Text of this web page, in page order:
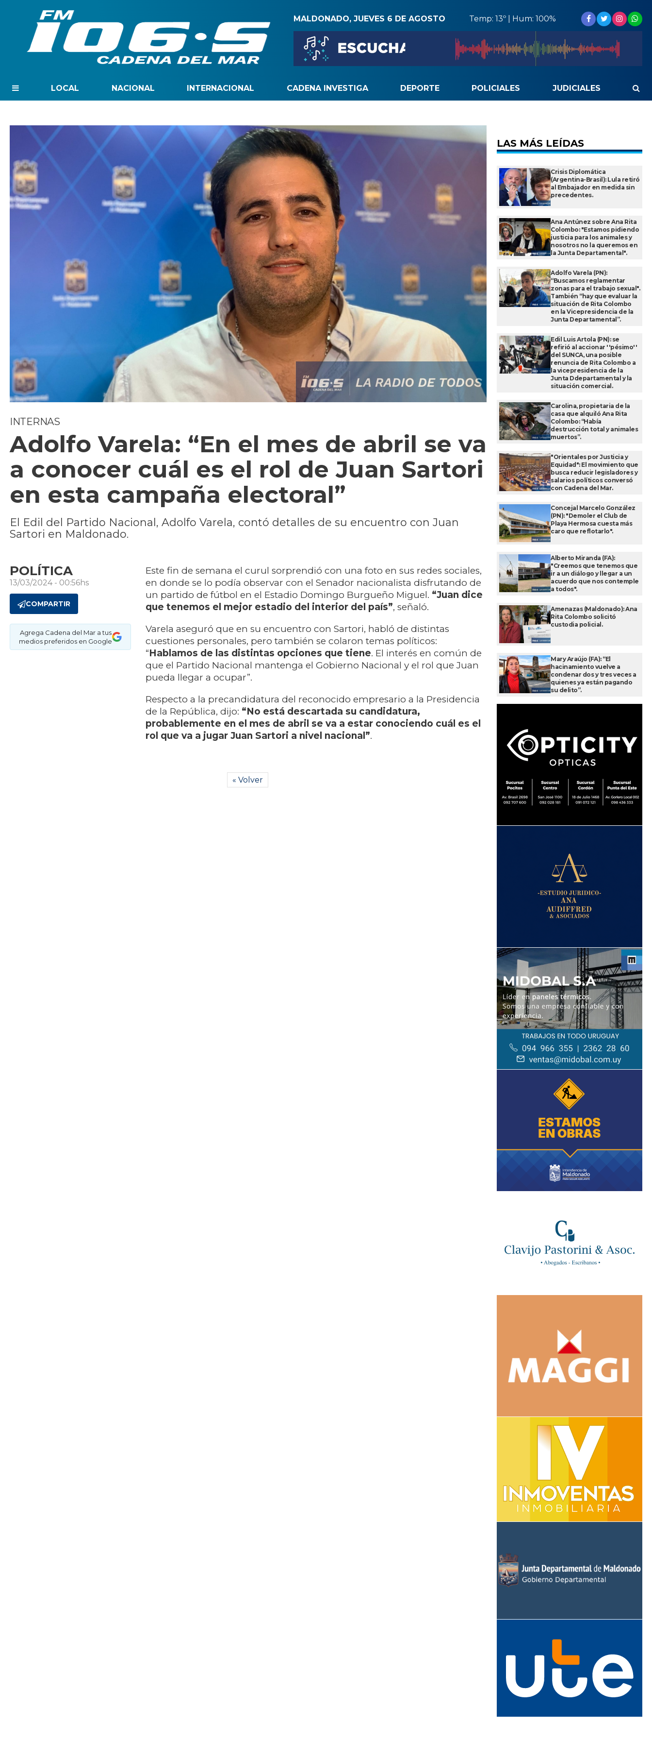
MALDONADO, JUEVES 6 DE AGOSTO Temp: 13º | Hum: 100%
LOCAL NACIONAL INTERNACIONAL CADENA INVESTIGA DEPORTE POLICIALES JUDICIALES
INTERNAS
Adolfo Varela: “En el mes de abril se va
a conocer cuál es el rol de Juan Sartori
en esta campaña electoral”
El Edil del Partido Nacional, Adolfo Varela, contó detalles de su encuentro con Juan
Sartori en Maldonado.
POLÍTICA
13/03/2024 - 00:56hs
COMPARTIR
Agrega Cadena del Mar a tus
medios preferidos en Google
Este fin de semana el curul sorprendió con una foto en sus redes sociales,
en donde se lo podía observar con el Senador nacionalista disfrutando de
un partido de fútbol en el Estadio Domingo Burgueño Miguel. “Juan dice
que tenemos el mejor estadio del interior del país”, señaló.
Varela aseguró que en su encuentro con Sartori, habló de distintas
cuestiones personales, pero también se colaron temas políticos:
“Hablamos de las distintas opciones que tiene. El interés en común de
que el Partido Nacional mantenga el Gobierno Nacional y el rol que Juan
pueda llegar a ocupar”.
Respecto a la precandidatura del reconocido empresario a la Presidencia
de la República, dijo: “No está descartada su candidatura,
probablemente en el mes de abril se va a estar conociendo cuál es el
rol que va a jugar Juan Sartori a nivel nacional”.
« Volver
LAS MÁS LEÍDAS
Crisis Diplomática
(Argentina-Brasil): Lula retiró
al Embajador en medida sin
precedentes.
Ana Antúnez sobre Ana Rita
Colombo: "Estamos pidiendo
justicia para los animales y
nosotros no la queremos en
la Junta Departamental".
Adolfo Varela (PN):
“Buscamos reglamentar
zonas para el trabajo sexual".
También “hay que evaluar la
situación de Rita Colombo
en la Vicepresidencia de la
Junta Departamental”.
Edil Luis Artola (PN): se
refirió al accionar ''pésimo''
del SUNCA, una posible
renuncia de Rita Colombo a
la vicepresidencia de la
Junta Ddepartamental y la
situación comercial.
Carolina, propietaria de la
casa que alquiló Ana Rita
Colombo: “Había
destrucción total y animales
muertos”.
"Orientales por Justicia y
Equidad": El movimiento que
busca reducir legisladores y
salarios políticos conversó
con Cadena del Mar.
Concejal Marcelo González
(PN): "Demoler el Club de
Playa Hermosa cuesta más
caro que reflotarlo".
Alberto Miranda (FA):
"Creemos que tenemos que
ir a un diálogo y llegar a un
acuerdo que nos contemple
a todos".
Amenazas (Maldonado): Ana
Rita Colombo solicitó
custodia policial.
Mary Araújo (FA): “El
hacinamiento vuelve a
condenar dos y tres veces a
quienes ya están pagando
su delito”.